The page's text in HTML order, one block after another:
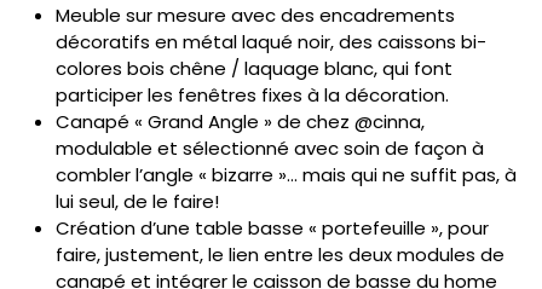
Meuble sur mesure avec des encadrements
décoratifs en métal laqué noir, des caissons bi-
colores bois chêne / laquage blanc, qui font
participer les fenêtres fixes à la décoration.
Canapé « Grand Angle » de chez @cinna,
modulable et sélectionné avec soin de façon à
combler l’angle « bizarre »… mais qui ne suffit pas, à
lui seul, de le faire!
Création d’une table basse « portefeuille », pour
faire, justement, le lien entre les deux modules de
canapé et intégrer le caisson de basse du home